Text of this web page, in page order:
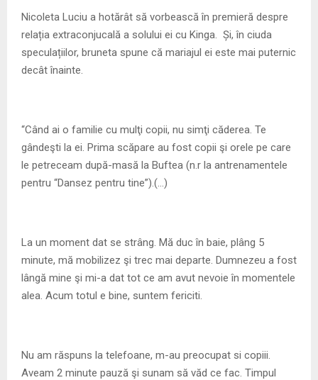
E
N
Nicoleta Luciu a hotărât să vorbească în premieră despre
relația extraconjucală a solului ei cu Kinga. Și, în ciuda
speculațiilor, bruneta spune că mariajul ei este mai puternic
decât înainte.
“Când ai o familie cu mulţi copii, nu simţi căderea. Te
gândeşti la ei. Prima scăpare au fost copii şi orele pe care
le petreceam după-masă la Buftea (n.r la antrenamentele
pentru “Dansez pentru tine”).(…)
La un moment dat se strâng. Mă duc în baie, plâng 5
minute, mă mobilizez şi trec mai departe. Dumnezeu a fost
lângă mine şi mi-a dat tot ce am avut nevoie în momentele
alea. Acum totul e bine, suntem fericiti.
Nu am răspuns la telefoane, m-au preocupat si copiii.
Aveam 2 minute pauză şi sunam să văd ce fac. Timpul